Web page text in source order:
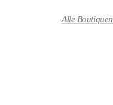
Alle Boutiquen